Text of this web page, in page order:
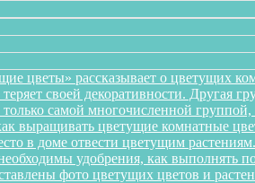
цветы» рассказывает о цветущих
своей декоративности. Другая
только самой многочисленной
выращивать цветущие комнатные
в доме отвести цветущим
удобрения, как выполнять
фото цветущих цветов и